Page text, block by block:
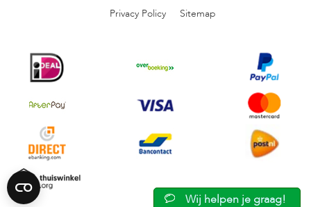
Privacy Policy
Sitemap
Wij helpen je graag!